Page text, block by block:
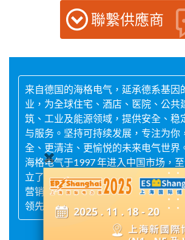
聯繫供應商
来自德国的海格电气，延承德系基因
业，为全球住宅、酒店、医院、公共
筑、工业及能源领域，提供安全、稳
与服务。坚持可持续发展，专注为你
全、更清洁、更愉悦的未来电气世界
海格电气于1997 年进入中国市场，
立了3 家工厂和32 个销售办事处，通
营销网络及高资质合作伙伴，为中国
领先的解决方案和高效服务。